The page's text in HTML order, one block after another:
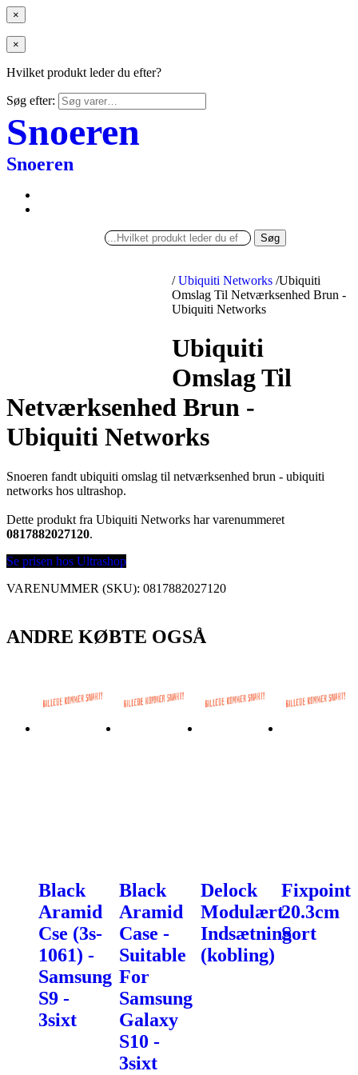
×
×
Hvilket produkt leder du efter?
Søg efter:
Snoeren
Snoeren
Søg
/ Ubiquiti Networks /Ubiquiti
Omslag Til Netværksenhed Brun -
Ubiquiti Networks
Ubiquiti
Omslag Til
Netværksenhed Brun -
Ubiquiti Networks
Snoeren fandt ubiquiti omslag til netværksenhed brun - ubiquiti
networks hos ultrashop.
Dette produkt fra Ubiquiti Networks har varenummeret
0817882027120.
Se prisen hos Ultrashop
VARENUMMER (SKU): 0817882027120
ANDRE KØBTE OGSÅ
Black
Aramid
Cse (3s-
1061) -
Samsung
S9 -
3sixt
Black
Aramid
Case -
Suitable
For
Samsung
Galaxy
S10 -
3sixt
Delock
Modulært
Indsætning
(kobling)
Fixpoint
20.3cm
Sort